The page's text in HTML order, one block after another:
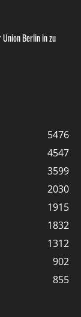
Berlin in zu
5476
4547
3599
2030
1915
1832
1312
902
855